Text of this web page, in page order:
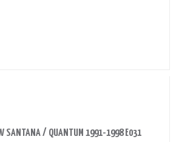
SANTANA / QUANTUM 1991-1998 E031